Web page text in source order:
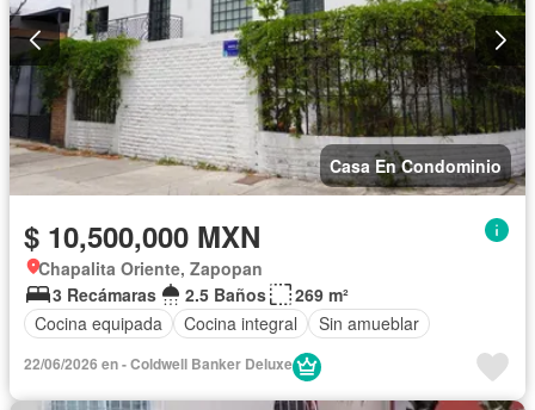
Casa En Condominio
$ 10,500,000 MXN
Chapalita Oriente, Zapopan
3 Recámaras
2.5 Baños
269 m²
Cocina equipada
Cocina integral Sin amueblar
22/06/2026 en - Coldwell Banker Deluxe